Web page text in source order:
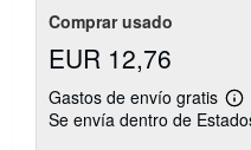
Comprar usado
EUR 12,76
Gastos de envío gratis
Se envía dentro de